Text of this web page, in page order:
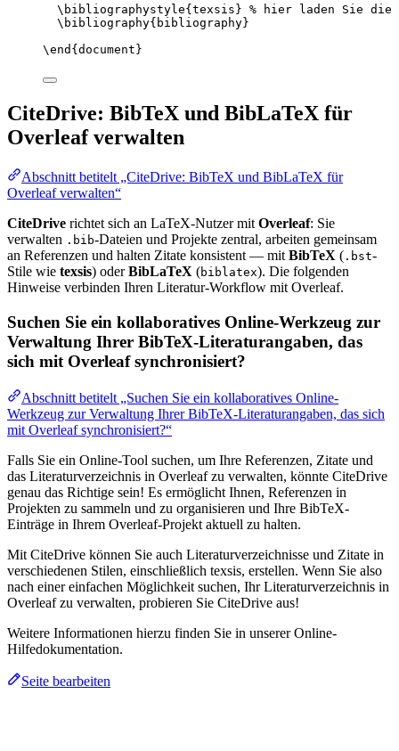
\bibliographystyle{texsis} % hier laden Sie
\bibliography{bibliography}
\end { document }
CiteDrive: BibTeX und BibLaTeX für
Overleaf verwalten
Abschnitt betitelt „CiteDrive: BibTeX und BibLaTeX für
Overleaf verwalten“
CiteDrive richtet sich an LaTeX-Nutzer mit Overleaf: Sie
verwalten .bib-Dateien und Projekte zentral, arbeiten gemeinsam
an Referenzen und halten Zitate konsistent — mit BibTeX ( .bst-
Stile wie texsis) oderBibLaTeX (biblatex). Die folgenden
Hinweise verbinden Ihren Literatur-Workflow mit Overleaf.
Suchen Sie ein kollaboratives Online-Werkzeug zur
Verwaltung Ihrer BibTeX-Literaturangaben, das
sich mit Overleaf synchronisiert?
Abschnitt betitelt „Suchen Sie ein kollaboratives Online-
Werkzeug zur Verwaltung Ihrer BibTeX-Literaturangaben, das sich
mit Overleaf synchronisiert?“
Falls Sie ein Online-Tool suchen, um Ihre Referenzen, Zitate und
das Literaturverzeichnis in Overleaf zu verwalten, könnte CiteDrive
genau das Richtige sein! Es ermöglicht Ihnen, Referenzen in
Projekten zu sammeln und zu organisieren und Ihre BibTeX-
Einträge in Ihrem Overleaf-Projekt aktuell zu halten.
Mit CiteDrive können Sie auch Literaturverzeichnisse und Zitate in
verschiedenen Stilen, einschließlich texsis, erstellen. Wenn Sie also
nach einer einfachen Möglichkeit suchen, Ihr Literaturverzeichnis in
Overleaf zu verwalten, probieren Sie CiteDrive aus!
Weitere Informationen hierzu finden Sie in unserer Online-
Hilfedokumentation.
Seite bearbeiten